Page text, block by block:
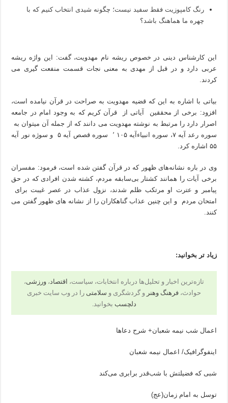
رنگ کامپوزیت فقط سفید نیست؛ چگونه شیدی انتخاب کنیم که با
چهره ما هماهنگ باشد؟
این کارشناس دینی در خصوص ریشه نام مهدویت، گفت: این واژه ریشه
عربی دارد و در قبل از مهدی به معنی نجات قسمت منفعت گیری می
کردند.
بیاتی با اشاره به این که قضیه مهدویت به صراحت در قرآن نیامده است،
افزود: برخی از محققین آیاتی از قرآن کریم که به وجود امام در جامعه
اصرار دارد را مرتبط به نوشته مهدویت می دانند که از جمله آن میتوان به
سوره رعد آیه ۷، سوره انبیاءآیه ۱۰۵ ٬ سوره قصص آیه ۵ و سوژه نور آیه
۵۵ اشاره کرد.
وی در باره نشانه‌های ظهور که در قرآن گفتن شده است، فرمود: مفسران
برخی آیات را همانند کشتار بی‌سابقه مردم، کشته شدن افرادی که در حق
پیامبر و عترت او مرتکب ظلم شدند، نزول عذاب در عصر غیبت برای
امتحان مردم و این چنین عذاب گناهکاران را از نشانه های ظهور گفتن می
کنند.
زیاد تر بخوانید:
تازه‌ترین اخبار و تحلیل‌ها درباره انتخابات، سیاست، اقتصاد، ورزشی،
حوادث، فرهنگ وهنر و گردشگری و سلامتی را در وب سایت خبری
دلچسب بخوانید.
اعمال شب نیمه شعبان+ شرح دعاها
اینفوگرافیک/ اعمال نیمه شعبان
شبی که فضیلتش با شب‌قدر برابری می‌کند
توسل به امام زمان(عج)